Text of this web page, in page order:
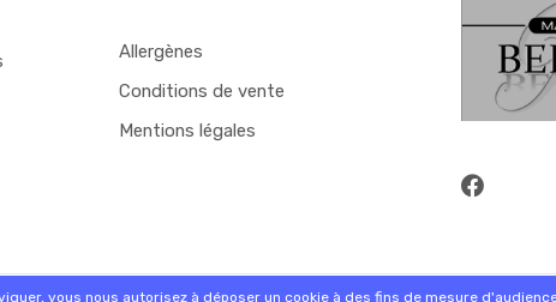
Allergènes
Conditions de vente
Mentions légales
de commande sur internet et en magasin
vous nous autorisez à déposer un cookie à des fins de mesure